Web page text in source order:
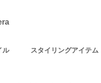
ル スタイリングアイテム